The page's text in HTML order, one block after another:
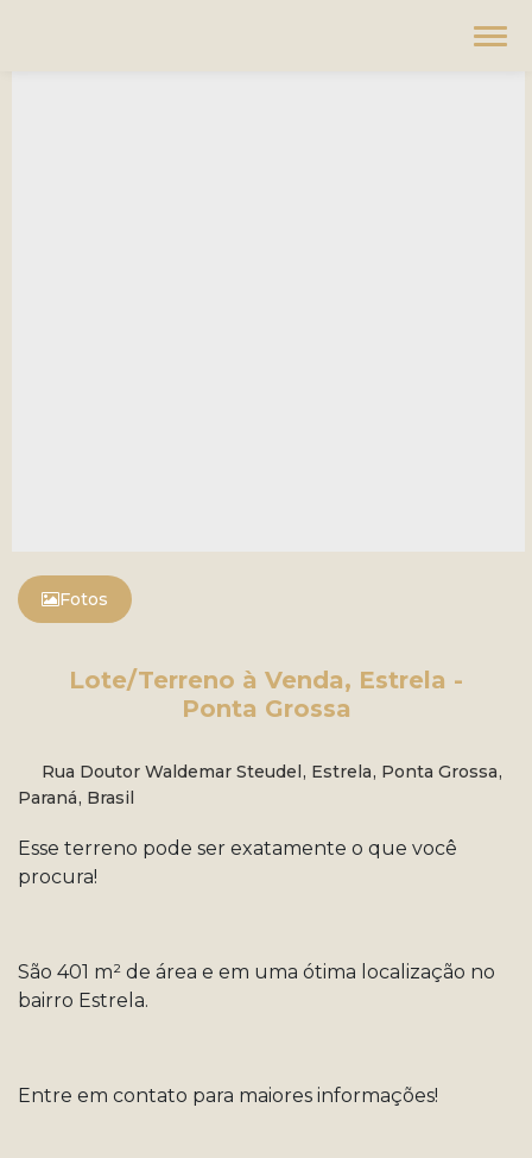
Fotos
Lote/Terreno à Venda, Estrela -
Ponta Grossa
Rua Doutor Waldemar Steudel, Estrela, Ponta Grossa,
Paraná, Brasil
Esse terreno pode ser exatamente o que você
procura!
São 401 m² de área e em uma ótima localização no
bairro Estrela.
Entre em contato para maiores informações!